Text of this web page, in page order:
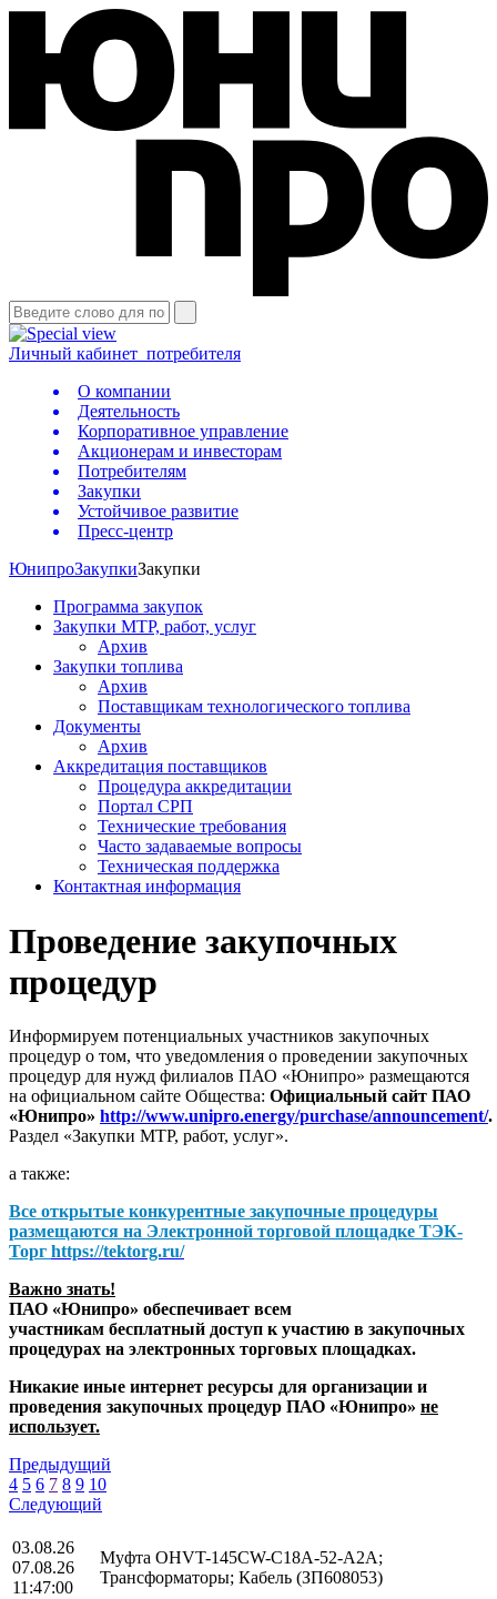
Личный кабинет потребителя
О компании
Деятельность
Корпоративное управление
Акционерам и инвесторам
Потребителям
Закупки
Устойчивое развитие
Пресс-центр
ЮнипроЗакупкиЗакупки
Программа закупок
Закупки МТР, работ, услуг
Архив
Закупки топлива
Архив
Поставщикам технологического топлива
Документы
Архив
Аккредитация поставщиков
Процедура аккредитации
Портал СРП
Технические требования
Часто задаваемые вопросы
Техническая поддержка
Контактная информация
Проведение закупочных
процедур
Информируем потенциальных участников закупочных
процедур о том, что уведомления о проведении закупочных
процедур для нужд филиалов ПАО «Юнипро» размещаются
на официальном сайте Общества: Официальный сайт ПАО
«Юнипро» http://www.unipro.energy/purchase/announcement/.
Раздел «Закупки МТР, работ, услуг».
а также:
Все открытые конкурентные закупочные процедуры
размещаются на Электронной торговой площадке ТЭК-
Торг https://tektorg.ru/
Важно знать!
ПАО «Юнипро» обеспечивает всем
участникам бесплатный доступ к участию в закупочных
процедурах на электронных торговых площадках.
Никакие иные интернет ресурсы для организации и
проведения закупочных процедур ПАО «Юнипро» не
использует.
Предыдущий
4 5 6 7 8 9 10
Следующий
03.08.26
07.08.26
11:47:00
Муфта OHVT-145CW-C18A-52-A2A;
Трансформаторы; Кабель (ЗП608053)